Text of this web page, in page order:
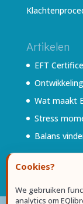
Artikelen
EFT
Wat maakt
Stress
Balans
Cookies?
We gebruiken
analytics om